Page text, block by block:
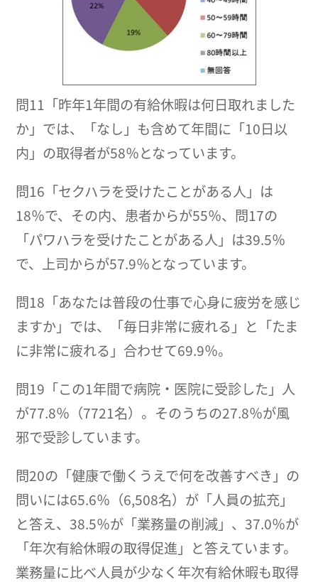
問11「昨年1年間の有給休暇は何日取れました
か」では、「なし」も含めて年間に「10日以
内」の取得者が58％となっています。
問16「セクハラを受けたことがある人」は
18％で、その内、患者からが55％、問17の
「パワハラを受けたことがある人」は39.5％
で、上司からが57.9％となっています。
問18「あなたは普段の仕事で心身に疲労を感じ
ますか」では、「毎日非常に疲れる」と「たま
に非常に疲れる」合わせて69.9％。
問19「この1年間で病院・医院に受診した」人
が77.8％（7721名）。そのうちの27.8％が風
邪で受診しています。
問20の「健康で働くうえで何を改善すべき」の
問いには65.6％（6,508名）が「人員の拡充」
と答え、38.5％が「業務量の削減」、37.0％が
「年次有給休暇の取得促進」と答えています。
業務量に比べ人員が少なく年次有給休暇も取得